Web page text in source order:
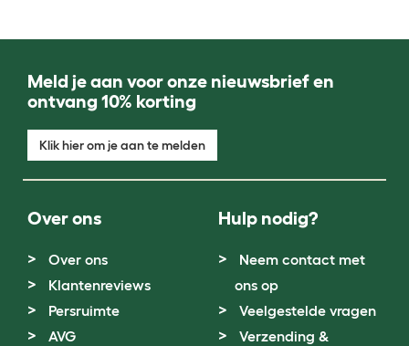
Meld je aan voor onze nieuwsbrief en
ontvang 10% korting
Klik hier om je aan te melden
Over ons
Over ons
Klantenreviews
Persruimte
AVG
Hulp nodig?
Neem contact met
ons op
Veelgestelde vragen
Verzending &